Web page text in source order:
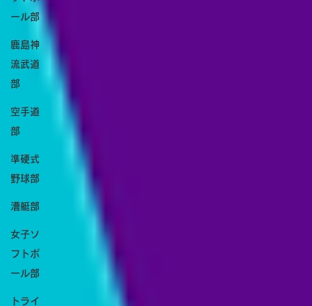
ール部
鹿島神
流武道
部
空手道
部
準硬式
野球部
漕艇部
女子ソ
フトボ
ール部
トライ